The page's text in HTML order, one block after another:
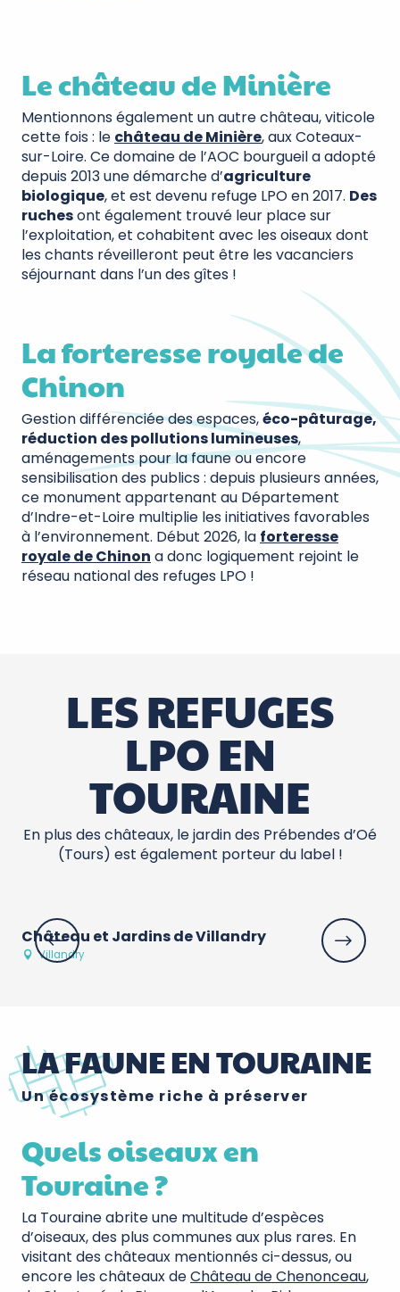
Le château de Minière
Mentionnons également un autre château, viticole
cette fois : le château de Minière, aux Coteaux-
sur-Loire. Ce domaine de l’AOC bourgueil a adopté
depuis 2013 une démarche d’agriculture
biologique, et est devenu refuge LPO en 2017. Des
ruchesont également trouvé leur place sur
l’exploitation, et cohabitent avec les oiseaux dont
les chants réveilleront peut être les vacanciers
séjournant dans l’un des gîtes !
La forteresse royale de
Chinon
Gestion différenciée des espaces,éco-pâturage,
réduction des pollutions lumineuses,
aménagements pour la faune ou encore
sensibilisation des publics : depuis plusieurs années,
ce monument appartenant au Département
d’Indre-et-Loire multiplie les initiatives favorables
à l’environnement. Début 2026, la forteresse
royale de Chinon a donc logiquement rejoint le
réseau national des refuges LPO !
LES REFUGES
LPO EN
TOURAINE
En plus des châteaux, le jardin des Prébendes d’Oé
(Tours) est également porteur du label !
Château et Jardins de Villandry
Villandry
LA FAUNE EN TOURAINE
Un écosystème riche à préserver
Quels oiseaux en
Touraine ?
La Touraine abrite une multitude d’espèces
d’oiseaux, des plus communes aux plus rares. En
visitant des châteaux mentionnés ci-dessus, ou
encore les châteaux deChâteau de Chenonceau,